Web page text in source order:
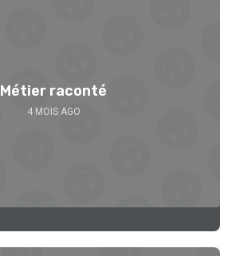
Métier raconté
4 MOIS AGO